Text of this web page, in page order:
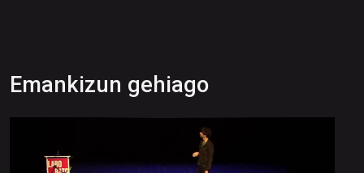
Emankizun gehiago